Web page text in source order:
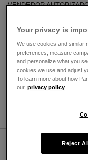
VENDEDOR
Carrera 8 # 38-42
Neiva, Huila NA
3142176846
Your privacy is
We use cookies and similar
preferences, measure
and personalize what you
cookies we use and adjust
To learn more about how
our privacy policy
Reject